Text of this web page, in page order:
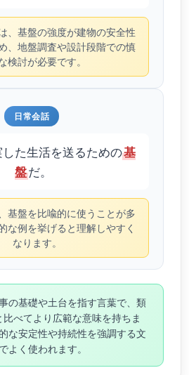
、基盤の強度が建物の安全性
、地盤調査や設計段階での慎
検討が必要です。
日常会話
た生活を送るための基
盤だ。
基盤を比喩的に使うことが多
な例を挙げると理解しやすく
なります。
の基礎や土台を指す言葉で、類
べてより広範な意味を持ちま
な安定性や持続性を強調する文
よく使われます。